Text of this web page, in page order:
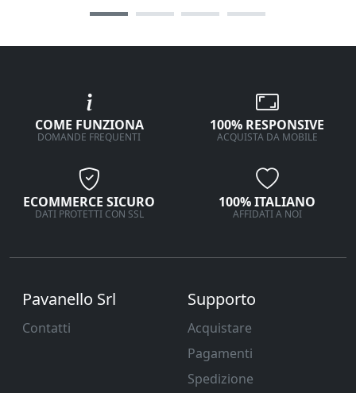
COME FUNZIONA
DOMANDE FREQUENTI
100% RESPONSIVE
ACQUISTA DA MOBILE
ECOMMERCE SICURO
DATI PROTETTI CON SSL
100% ITALIANO
AFFIDATI A NOI
Pavanello Srl
Contatti
Supporto
Acquistare
Pagamenti
Spedizione